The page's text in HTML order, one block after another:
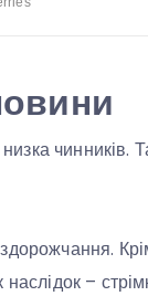
чинників.
наслідок –